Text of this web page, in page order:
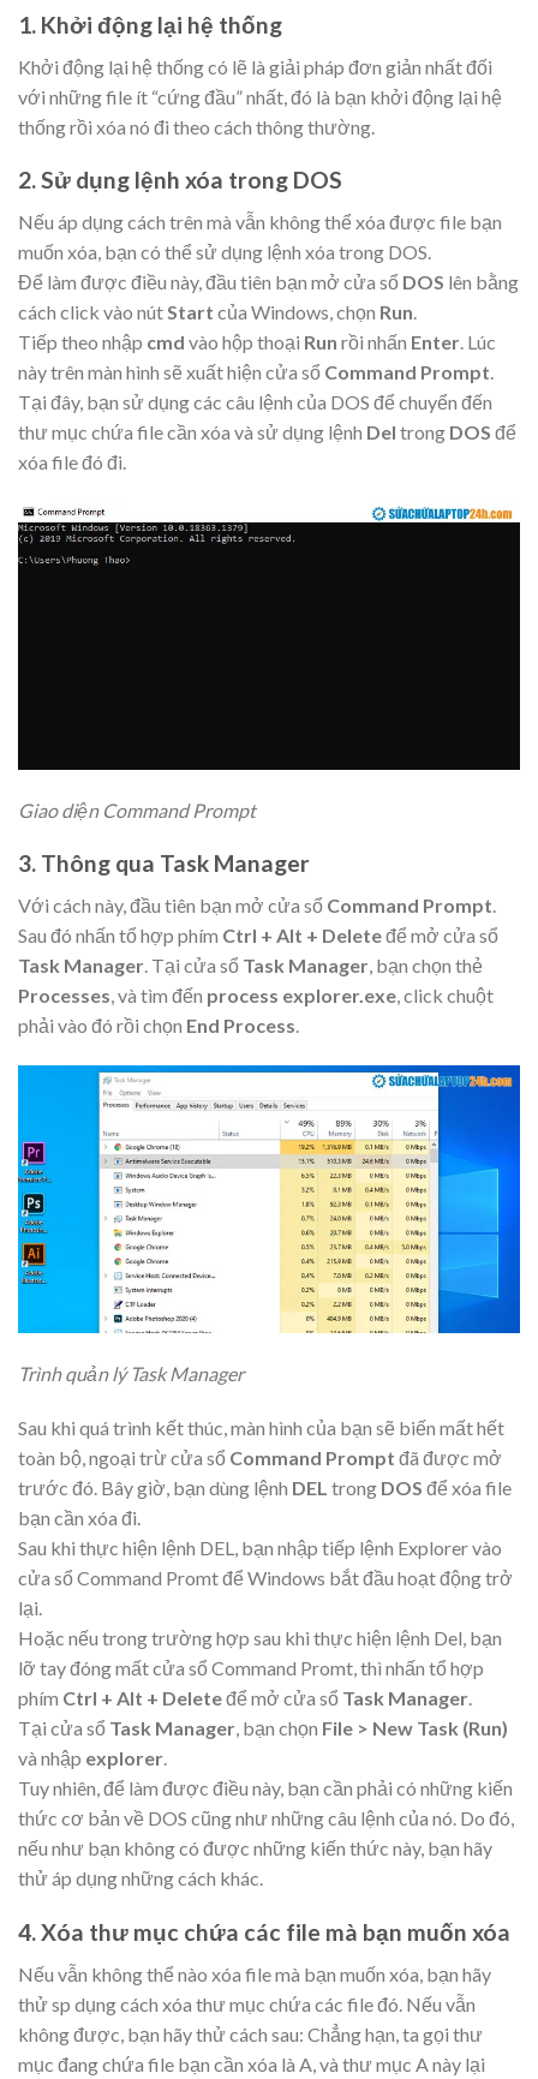
1. Khởi động lại hệ thống
Khởi động lại hệ thống có lẽ là giải pháp đơn giản nhất đối
với những file ít “cứng đầu” nhất, đó là bạn khởi động lại hệ
thống rồi xóa nó đi theo cách thông thường.
2. Sử dụng lệnh xóa trong DOS
Nếu áp dụng cách trên mà vẫn không thể xóa được file bạn
muốn xóa, bạn có thể sử dụng lệnh xóa trong DOS.
Để làm được điều này, đầu tiên bạn mở cửa sổ DOS lên bằng
cách click vào nútStart của Windows, chọn Run.
Tiếp theo nhập cmd vào hộp thoại Run rồi nhấn Enter. Lúc
này trên màn hình sẽ xuất hiện cửa sổ Command Prompt.
Tại đây, bạn sử dụng các câu lệnh của DOS để chuyển đến
thư mục chứa file cần xóa và sử dụng lệnh Del trong DOS để
xóa file đó đi.
Giao diện Command Prompt
3. Thông qua Task Manager
Với cách này, đầu tiên bạn mở cửa sổ Command Prompt.
Sau đó nhấn tổ hợp phím Ctrl + Alt + Deleteđể mở cửa sổ
Task Manager. Tại cửa sổ Task Manager, bạn chọn thẻ
Processes, và tìm đến process explorer.exe, click chuột
phải vào đó rồi chọn End Process.
Trình quản lý Task Manager
Sau khi quá trình kết thúc, màn hình của bạn sẽ biến mất hết
toàn bộ, ngoại trừ cửa sổ Command Prompt đã được mở
trước đó. Bây giờ, bạn dùng lệnh DEL trong DOS để xóa file
bạn cần xóa đi.
Sau khi thực hiện lệnh DEL, bạn nhập tiếp lệnh Explorer vào
cửa sổ Command Promt để Windows bắt đầu hoạt động trở
lại.
Hoặc nếu trong trường hợp sau khi thực hiện lệnh Del, bạn
lỡ tay đóng mất cửa sổ Command Promt, thì nhấn tổ hợp
phím Ctrl + Alt + Deleteđể mở cửa sổ Task Manager.
Tại cửa sổ Task Manager, bạn chọn File > New Task (Run)
và nhập explorer.
Tuy nhiên, để làm được điều này, bạn cần phải có những kiến
thức cơ bản về DOS cũng như những câu lệnh của nó. Do đó,
nếu như bạn không có được những kiến thức này, bạn hãy
thử áp dụng những cách khác.
4. Xóa thư mục chứa các file mà bạn muốn xóa
Nếu vẫn không thể nào xóa file mà bạn muốn xóa, bạn hãy
thử sp dụng cách xóa thư mục chứa các file đó. Nếu vẫn
không được, bạn hãy thử cách sau: Chẳng hạn, ta gọi thư
mục đang chứa file bạn cần xóa là A, và thư mục A này lại